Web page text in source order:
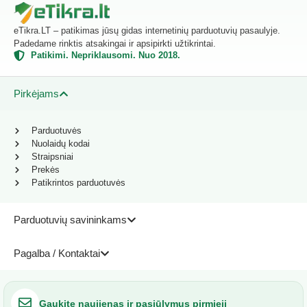
eTikra.LT – patikimas jūsų gidas internetinių parduotuvių pasaulyje.
Padedame rinktis atsakingai ir apsipirkti užtikrintai.
Patikimi. Nepriklausomi. Nuo 2018.
Pirkėjams
Parduotuvių savininkams
Pagalba / Kontaktai
Parduotuvės
Nuolaidų kodai
Straipsniai
Prekės
Patikrintos parduotuvės
Gaukite naujienas ir pasiūlymus pirmieji